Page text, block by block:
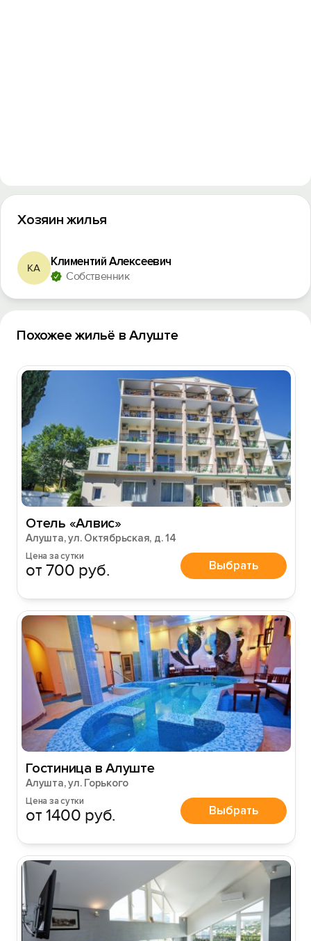
Хозяин жилья
КА Климентий Алексеевич
Собственник
Похожее жильё в Алуште
Отель «Алвис»
Алушта, ул. Октябрьская, д. 14
Цена за сутки
от 700 руб. Выбрать
Гостиница в Алуште
Алушта, ул. Горького
Цена за сутки
от 1400 руб. Выбрать